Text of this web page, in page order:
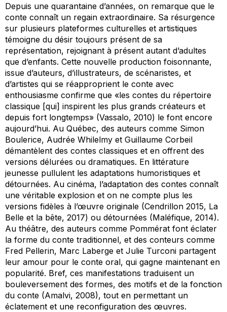
Depuis une quarantaine d’années, on remarque que le
conte connaît un regain extraordinaire. Sa résurgence
sur plusieurs plateformes culturelles et artistiques
témoigne du désir toujours présent de sa
représentation, rejoignant à présent autant d’adultes
que d’enfants. Cette nouvelle production foisonnante,
issue d’auteurs, d’illustrateurs, de scénaristes, et
d’artistes qui se réapproprient le conte avec
enthousiasme confirme que «les contes du répertoire
classique [qui] inspirent les plus grands créateurs et
depuis fort longtemps» (Vassalo, 2010) le font encore
aujourd’hui. Au Québec, des auteurs comme Simon
Boulerice, Audrée Whilelmy et Guillaume Corbeil
démantèlent des contes classiques et en offrent des
versions délurées ou dramatiques. En littérature
jeunesse pullulent les adaptations humoristiques et
détournées. Au cinéma, l’adaptation des contes connaît
une véritable explosion et on ne compte plus les
versions fidèles à l’œuvre originale (Cendrillon 2015, La
Belle et la bête, 2017) ou détournées (Maléfique, 2014).
Au théâtre, des auteurs comme Pommérat font éclater
la forme du conte traditionnel, et des conteurs comme
Fred Pellerin, Marc Laberge et Julie Turconi partagent
leur amour pour le conte oral, qui gagne maintenant en
popularité. Bref, ces manifestations traduisent un
bouleversement des formes, des motifs et de la fonction
du conte (Amalvi, 2008), tout en permettant un
éclatement et une reconfiguration des œuvres.